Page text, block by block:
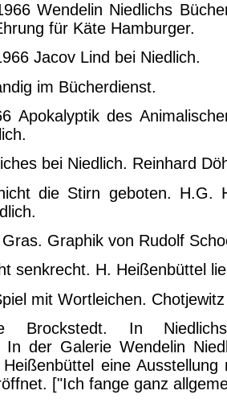
Wendelin Niedlichs
für Käte Hamburger.
Jacov Lind bei Niedlich.
im Bücherdienst.
Apokalyptik des
bei Niedlich. Reinhard
die Stirn geboten. H.G.
Graphik von Rudolf
senkrecht. H. Heißenbüttel
mit Wortleichen.
In Niedlichs
In der Galerie Wendelin
eine
["Ich fange ganz